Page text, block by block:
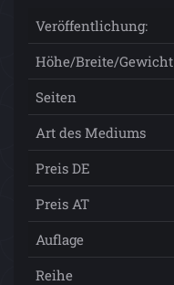
Veröffentlichung:
Höhe/Breite/Gewicht
Seiten
Art des Mediums
Preis DE
Preis AT
Auflage
Reihe